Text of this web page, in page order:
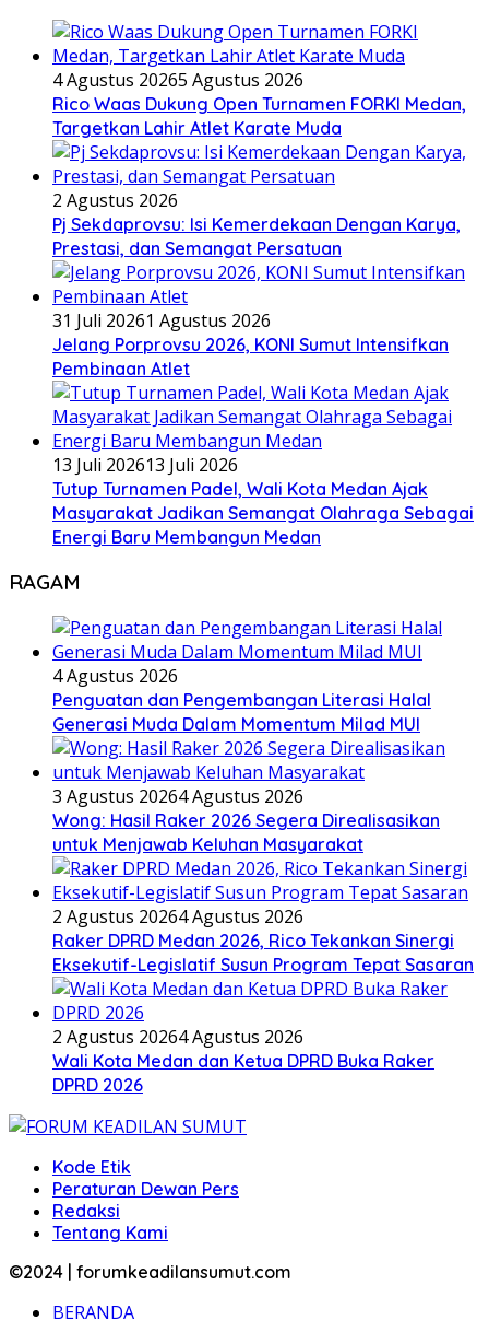
4 Agustus 20265 Agustus 2026
Rico Waas Dukung Open Turnamen FORKI Medan,
Targetkan Lahir Atlet Karate Muda
2 Agustus 2026
Pj Sekdaprovsu: Isi Kemerdekaan Dengan Karya,
Prestasi, dan Semangat Persatuan
31 Juli 20261 Agustus 2026
Jelang Porprovsu 2026, KONI Sumut Intensifkan
Pembinaan Atlet
13 Juli 202613 Juli 2026
Tutup Turnamen Padel, Wali Kota Medan Ajak
Masyarakat Jadikan Semangat Olahraga Sebagai
Energi Baru Membangun Medan
RAGAM
4 Agustus 2026
Penguatan dan Pengembangan Literasi Halal
Generasi Muda Dalam Momentum Milad MUI
3 Agustus 20264 Agustus 2026
Wong: Hasil Raker 2026 Segera Direalisasikan
untuk Menjawab Keluhan Masyarakat
2 Agustus 20264 Agustus 2026
Raker DPRD Medan 2026, Rico Tekankan Sinergi
Eksekutif-Legislatif Susun Program Tepat Sasaran
2 Agustus 20264 Agustus 2026
Wali Kota Medan dan Ketua DPRD Buka Raker
DPRD 2026
Kode Etik
Peraturan Dewan Pers
Redaksi
Tentang Kami
©2024 | forumkeadilansumut.com
BERANDA